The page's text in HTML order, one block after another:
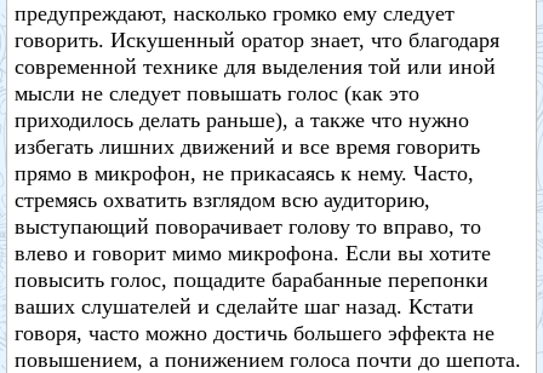
предупреждают, насколько громко ему следует
говорить. Искушенный оратор знает, что благодаря
современной технике для выделения той или иной
мысли не следует повышать голос (как это
приходилось делать раньше), а также что нужно
избегать лишних движений и все время говорить
прямо в микрофон, не прикасаясь к нему. Часто,
стремясь охватить взглядом всю аудиторию,
выступающий поворачивает голову то вправо, то
влево и говорит мимо микрофона. Если вы хотите
повысить голос, пощадите барабанные перепонки
ваших слушателей и сделайте шаг назад. Кстати
говоря, часто можно достичь большего эффекта не
повышением, а понижением голоса почти до шепота.